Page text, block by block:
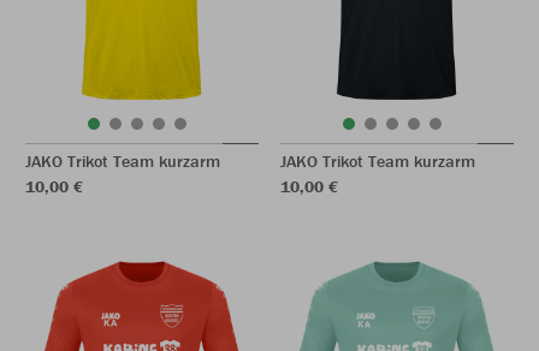
JAKO Trikot Team kurzarm
10,00 €
JAKO Trikot Team kurzarm
10,00 €